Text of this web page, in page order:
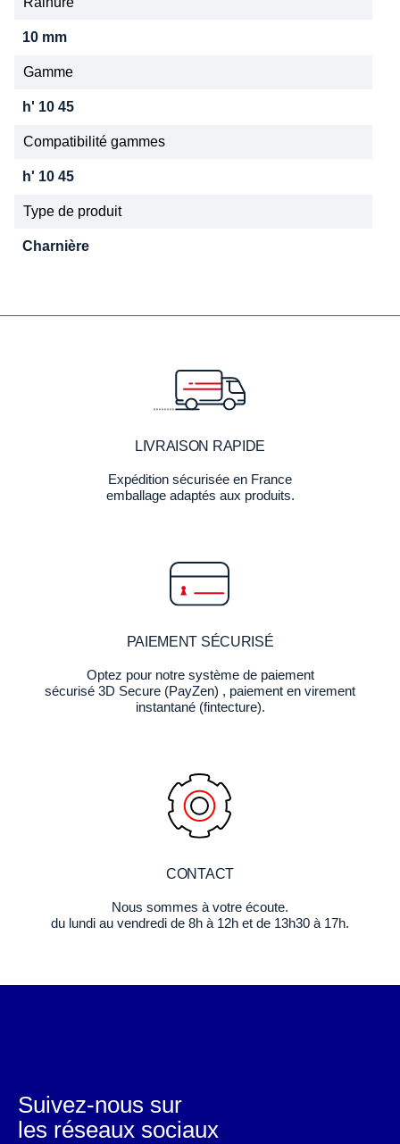
10 mm
Gamme
h' 10 45
Compatibilité gammes
h' 10 45
Type de produit
Charnière
LIVRAISON RAPIDE
Expédition sécurisée en France
emballage adaptés aux produits.
PAIEMENT SÉCURISÉ
Optez pour notre système de paiement
sécurisé 3D Secure (PayZen) , paiement en virement
instantané (fintecture).
CONTACT
Nous sommes à votre écoute.
du lundi au vendredi de 8h à 12h et de 13h30 à 17h.
Suivez-nous sur
les réseaux sociaux